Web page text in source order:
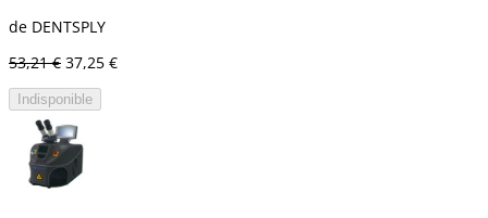
de DENTSPLY
53,21 € 37,25 €
Indisponible